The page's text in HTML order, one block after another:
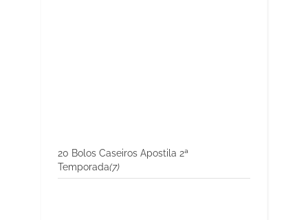
20 Bolos Caseiros Apostila 2ª
Temporada(7)